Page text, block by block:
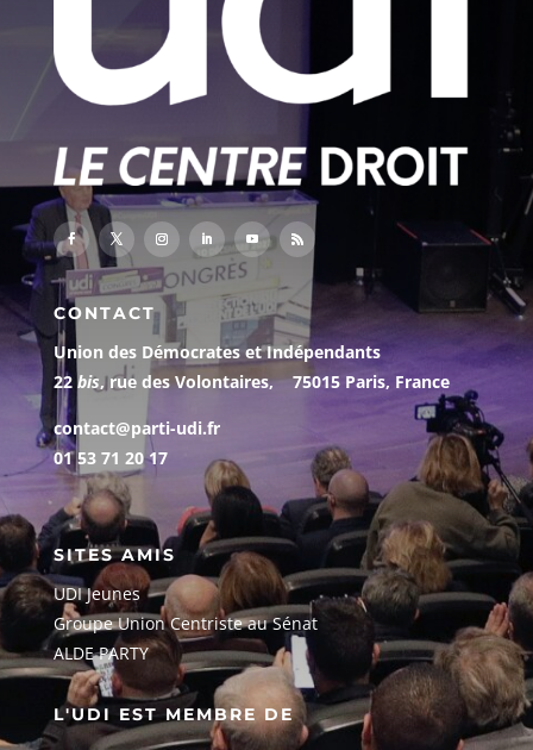
CONTACT
Union des Démocrates et Indépendants
22 bis, rue des Volontaires, 75015 Paris, France
contact@parti-udi.fr
01 53 71 20 17
SITES AMIS
UDI Jeunes
Groupe Union Centriste au Sénat
ALDE PARTY
L'UDI EST MEMBRE DE